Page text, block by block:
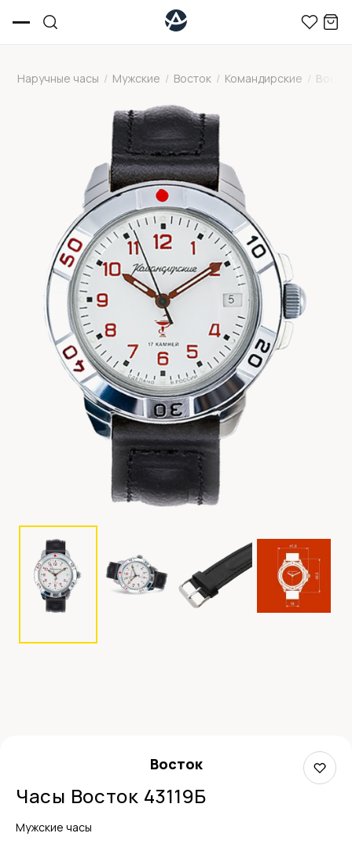
Наручные часы / Мужские / Восток / Командирские /
Восток
Часы Восток 43119Б
Мужские часы